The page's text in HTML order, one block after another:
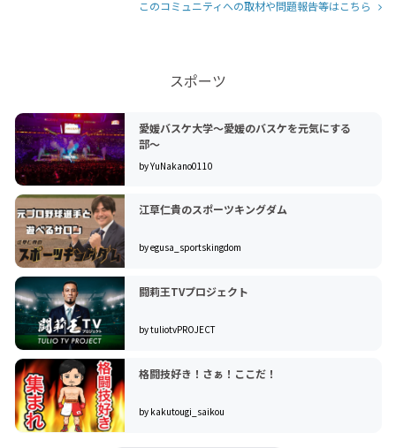
このコミュニティへの取材や問題報告等はこちら
スポーツ
愛媛バスケ大学〜愛媛のバスケを元気にする
部〜
by YuNakano0110
江草仁貴のスポーツキングダム
by egusa_sportskingdom
闘莉王TVプロジェクト
by tuliotvPROJECT
格闘技好き！さぁ！ここだ！
by kakutougi_saikou